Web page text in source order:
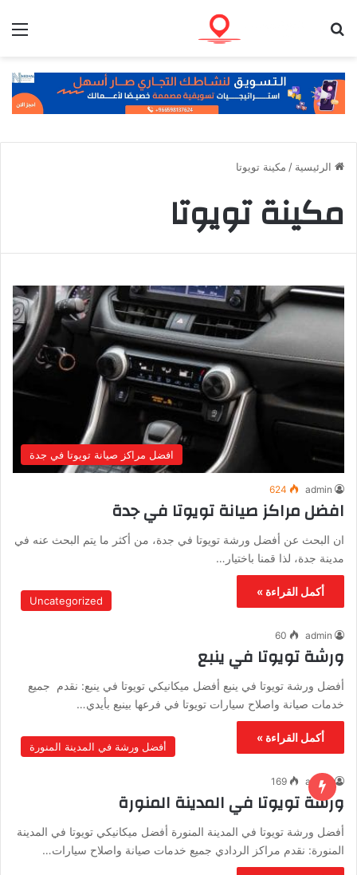
الرئيسية / مكينة تويوتا
مكينة تويوتا
افضل مراكز صيانة تويوتا في جدة
admin
624
افضل مراكز صيانة تويوتا في جدة
ان البحث عن أفضل ورشة تويوتا في جدة، من أكثر ما يتم البحث عنه في
مدينة جدة، لذا قمنا باختيار…
أكمل القراءة »
Uncategorized
admin
60
ورشة تويوتا في ينبع
أفضل ورشة تويوتا في ينبع أفضل ميكانيكي تويوتا في ينبع: نقدم جميع
خدمات صيانة واصلاح سيارات تويوتا في فرعها بينبع بأيدي…
أكمل القراءة »
أفضل ورشة في المدينة المنورة
admin
169
ورشة تويوتا في المدينة المنورة
أفضل ورشة تويوتا في المدينة المنورة أفضل ميكانيكي تويوتا في المدينة
المنورة: نقدم مراكز الردادي جميع خدمات صيانة واصلاح سيارات…